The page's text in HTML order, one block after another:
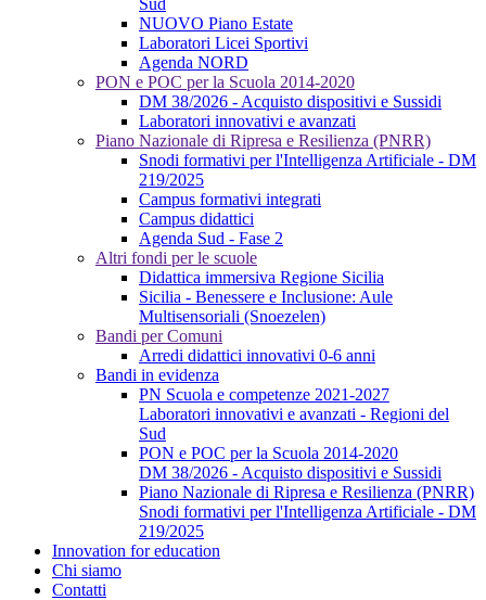
NUOVO Piano Estate
Laboratori Licei Sportivi
Agenda NORD
PON e POC per la Scuola 2014-2020
DM 38/2026 - Acquisto dispositivi e Sussidi
Laboratori innovativi e avanzati
Piano Nazionale di Ripresa e Resilienza (PNRR)
Snodi formativi per l'Intelligenza Artificiale - DM
219/2025
Campus formativi integrati
Campus didattici
Agenda Sud - Fase 2
Altri fondi per le scuole
Didattica immersiva Regione Sicilia
Sicilia - Benessere e Inclusione: Aule
Multisensoriali (Snoezelen)
Bandi per Comuni
Arredi didattici innovativi 0-6 anni
Bandi in evidenza
PN Scuola e competenze 2021-2027
Laboratori innovativi e avanzati - Regioni del
Sud
PON e POC per la Scuola 2014-2020
DM 38/2026 - Acquisto dispositivi e Sussidi
Piano Nazionale di Ripresa e Resilienza (PNRR)
Snodi formativi per l'Intelligenza Artificiale - DM
219/2025
Innovation for education
Chi siamo
Contatti